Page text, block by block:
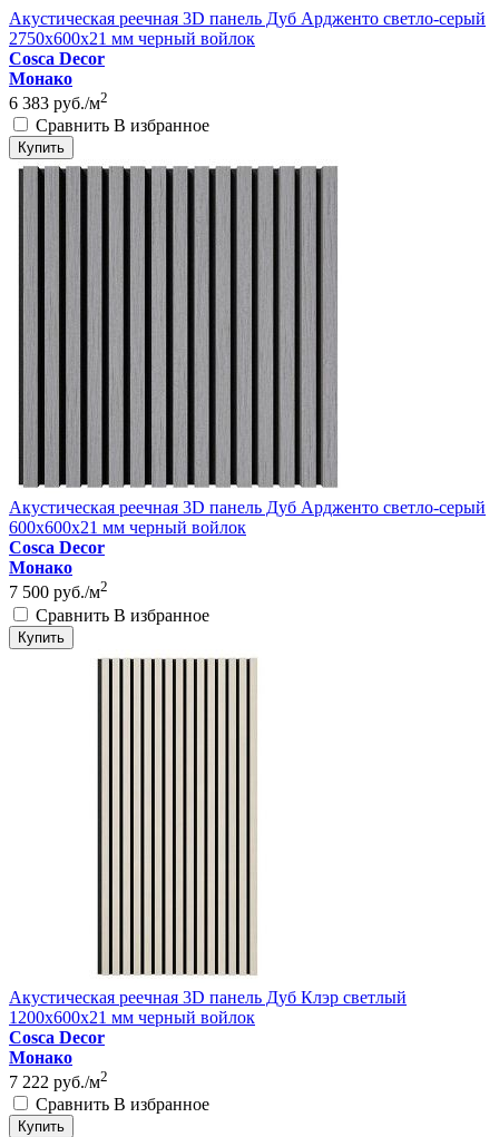
Акустическая реечная 3D панель Дуб Ардженто светло-серый
2750x600x21 мм черный войлок
Cosca Decor
Монако
6 383 руб./м2
Сравнить В избранное
Купить
Акустическая реечная 3D панель Дуб Ардженто светло-серый
600x600x21 мм черный войлок
Cosca Decor
Монако
7 500 руб./м2
Сравнить В избранное
Купить
Акустическая реечная 3D панель Дуб Клэр светлый
1200x600x21 мм черный войлок
Cosca Decor
Монако
7 222 руб./м2
Сравнить В избранное
Купить